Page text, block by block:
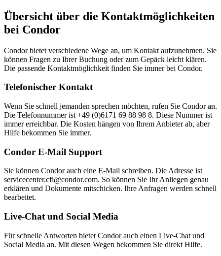
Übersicht über die Kontaktmöglichkeiten
bei Condor
Condor bietet verschiedene Wege an, um Kontakt aufzunehmen. Sie
können Fragen zu Ihrer Buchung oder zum Gepäck leicht klären.
Die passende Kontaktmöglichkeit finden Sie immer bei Condor.
Telefonischer Kontakt
Wenn Sie schnell jemanden sprechen möchten, rufen Sie Condor an.
Die Telefonnummer ist +49 (0)6171 69 88 98 8. Diese Nummer ist
immer erreichbar. Die Kosten hängen von Ihrem Anbieter ab, aber
Hilfe bekommen Sie immer.
Condor E-Mail Support
Sie können Condor auch eine E-Mail schreiben. Die Adresse ist
servicecenter.cfi@condor.com. So können Sie Ihr Anliegen genau
erklären und Dokumente mitschicken. Ihre Anfragen werden schnell
bearbeitet.
Live-Chat und Social Media
Für schnelle Antworten bietet Condor auch einen Live-Chat und
Social Media an. Mit diesen Wegen bekommen Sie direkt Hilfe.